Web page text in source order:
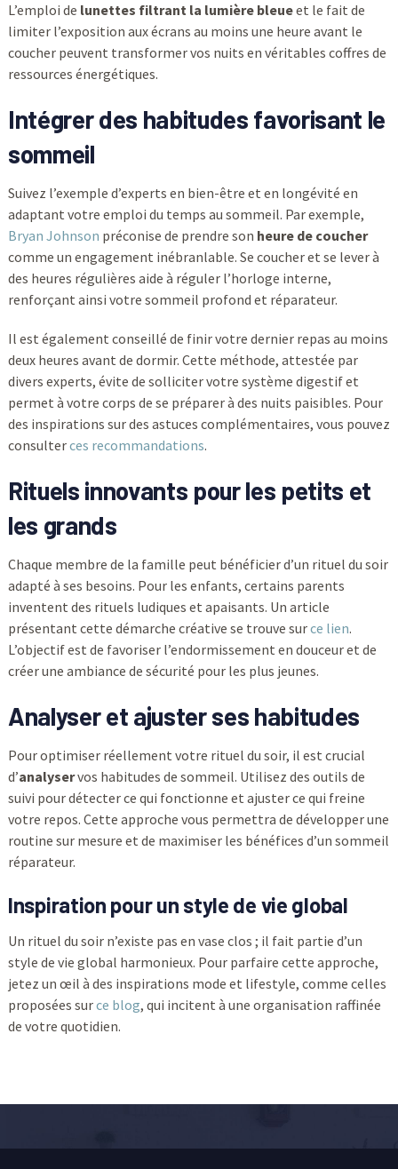
L’emploi de lunettes filtrant la lumière bleueet le fait de
limiter l’exposition aux écrans au moins une heure avant le
coucher peuvent transformer vos nuits en véritables coffres de
ressources énergétiques.
Intégrer des habitudes favorisant le
sommeil
Suivez l’exemple d’experts en bien-être et en longévité en
adaptant votre emploi du temps au sommeil. Par exemple,
Bryan Johnson préconise de prendre son heure de coucher
comme un engagement inébranlable. Se coucher et se lever à
des heures régulières aide à réguler l’horloge interne,
renforçant ainsi votre sommeil profond et réparateur.
Il est également conseillé de finir votre dernier repas au moins
deux heures avant de dormir. Cette méthode, attestée par
divers experts, évite de solliciter votre système digestif et
permet à votre corps de se préparer à des nuits paisibles. Pour
des inspirations sur des astuces complémentaires, vous pouvez
consulterces recommandations.
Rituels innovants pour les petits et
les grands
Chaque membre de la famille peut bénéficier d’un rituel du soir
adapté à ses besoins. Pour les enfants, certains parents
inventent des rituels ludiques et apaisants. Un article
présentant cette démarche créative se trouve surce lien.
L’objectif est de favoriser l’endormissement en douceur et de
créer une ambiance de sécurité pour les plus jeunes.
Analyser et ajuster ses habitudes
Pour optimiser réellement votre rituel du soir, il est crucial
d’analyservos habitudes de sommeil. Utilisez des outils de
suivi pour détecter ce qui fonctionne et ajuster ce qui freine
votre repos. Cette approche vous permettra de développer une
routine sur mesure et de maximiser les bénéfices d’un sommeil
réparateur.
Inspiration pour un style de vie global
Un rituel du soir n’existe pas en vase clos ; il fait partie d’un
style de vie global harmonieux. Pour parfaire cette approche,
jetez un œil à des inspirations mode et lifestyle, comme celles
proposées surce blog, qui incitent à une organisation raffinée
de votre quotidien.